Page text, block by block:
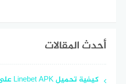
أحدث المقالات
كيفية تحميل Linebet APK على Android خطوة بخطوة